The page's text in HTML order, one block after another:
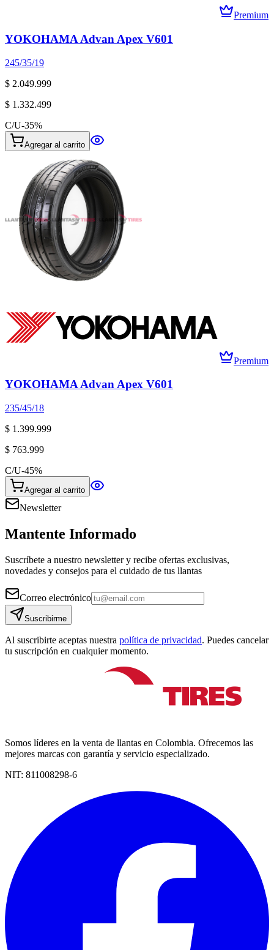
Premium
YOKOHAMA Advan Apex V601
245/35/19
$ 2.049.999
$ 1.332.499
C/U-35%
Agregar al carrito
Premium
YOKOHAMA Advan Apex V601
235/45/18
$ 1.399.999
$ 763.999
C/U-45%
Agregar al carrito
Newsletter
Mantente Informado
Suscríbete a nuestro newsletter y recibe ofertas exclusivas,
novedades y consejos para el cuidado de tus llantas
Correo electrónico
Suscribirme
Al suscribirte aceptas nuestra política de privacidad. Puedes cancelar
tu suscripción en cualquier momento.
Somos líderes en la venta de llantas en Colombia. Ofrecemos las
mejores marcas con garantía y servicio especializado.
NIT: 811008298-6